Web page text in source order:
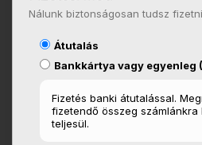
Nálunk biztonságosan tudsz
Átutalás
Bankkártya vagy egyenleg
Fizetés banki átutalással.
fizetendő összeg számlánkra
teljesül.